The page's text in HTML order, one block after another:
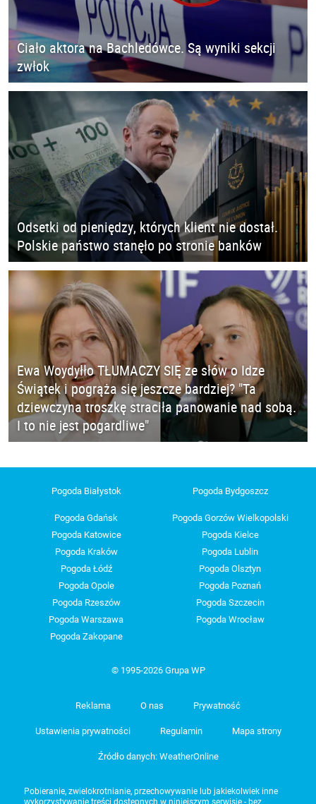
Ciało aktora na Bachledówce. Są wyniki sekcji
zwłok
Odsetki od pieniędzy, których klient nie dostał.
Polskie państwo stanęło po stronie banków
Ewa Woydyłło TŁUMACZY SIĘ ze słów o Idze
Świątek i pogrąża się jeszcze bardziej? "Ta
dziewczyna troszkę straciła panowanie nad sobą.
I to nie jest pogardliwe"
Pogoda Białystok Pogoda Bydgoszcz
Pogoda Gdańsk
Pogoda Gorzów Wielkopolski
Pogoda Katowice
Pogoda Kielce
Pogoda Kraków
Pogoda Lublin
Pogoda Łódź
Pogoda Olsztyn
Pogoda Opole
Pogoda Poznań
Pogoda Rzeszów
Pogoda Szczecin
Pogoda Warszawa
Pogoda Wrocław
Pogoda Zakopane
© 1995-2026 Grupa WP
Reklama O nas Prywatność
Ustawienia prywatności Regulamin Mapa strony
Źródło danych: WeatherOnline
Pobieranie, zwielokrotnianie, przechowywanie lub jakiekolwiek inne
wykorzystywanie treści dostępnych w niniejszym serwisie - bez